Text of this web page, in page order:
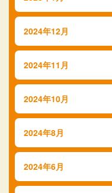
2024年12月
2024年11月
2024年10月
2024年8月
2024年6月